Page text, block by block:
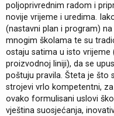
poljoprivrednim radom i
novije vrijeme i uredima.
(nastavni plan i program)
mnogim školama te su
ostaju satima u isto
proizvodnoj liniji), da se
poštuju pravila. Šteta je što
strojevi vrlo kompetentni,
ovako formulisani uslovi
vještina suosjećanja,